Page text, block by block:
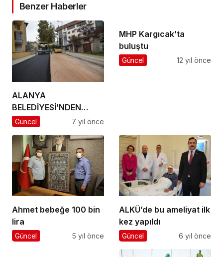
Benzer Haberler
ALANYA
BELEDİYESİ’NDEN
HUMMALI ASFALT
CADDELERDE SICAK
ASFALT ÇALIŞMASI
BAŞLADI
Güncel 7 yıl önce
MHP Kargıcak’ta
buluştu
Güncel 12 yıl önce
Ahmet bebeğe 100 bin
lira
Güncel 5 yıl önce
ALKÜ’de bu ameliyat ilk
kez yapıldı
Güncel 6 yıl önce